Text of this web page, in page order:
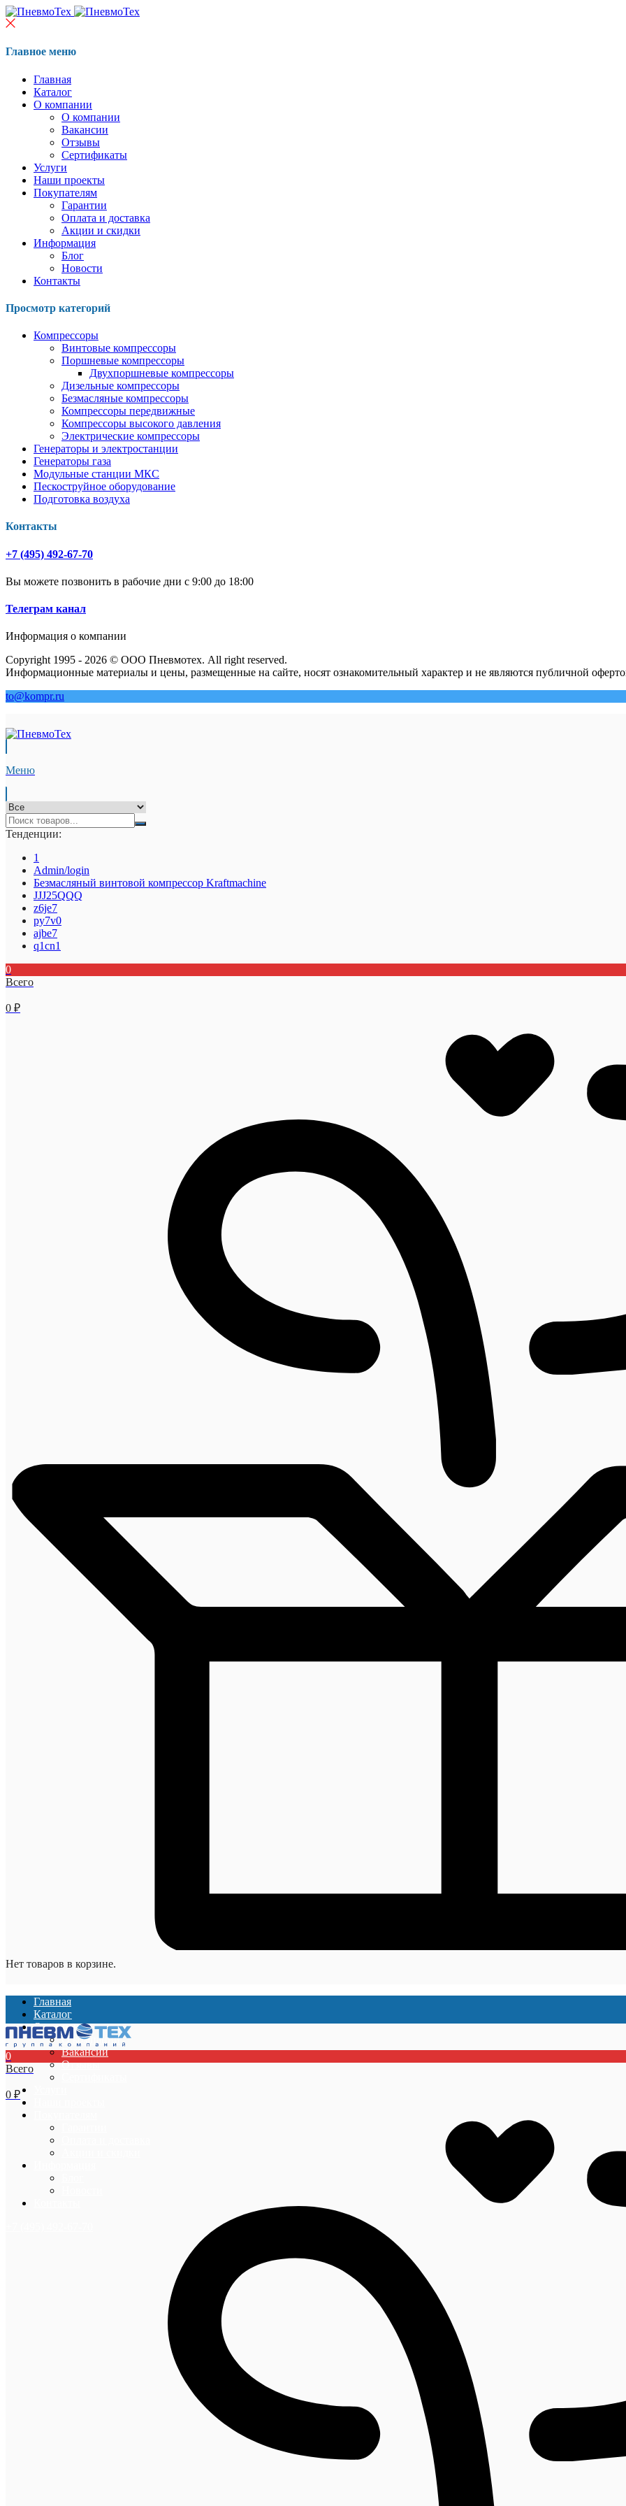
Главное меню
Главная
Каталог
О компании
О компании
Вакансии
Отзывы
Сертификаты
Услуги
Наши проекты
Покупателям
Гарантии
Оплата и доставка
Акции и скидки
Информация
Блог
Новости
Контакты
Просмотр категорий
Компрессоры
Винтовые компрессоры
Поршневые компрессоры
Двухпоршневые компрессоры
Дизельные компрессоры
Безмасляные компрессоры
Компрессоры передвижные
Компрессоры высокого давления
Электрические компрессоры
Генераторы и электростанции
Генераторы газа
Модульные станции МКС
Пескоструйное оборудование
Подготовка воздуха
Контакты
+7 (495) 492-67-70
Вы можете позвонить в рабочие дни с 9:00 до 18:00
Телеграм канал
Информация о компании
Copyright 1995 - 2026 © ООО Пневмотех. All right reserved.
Информационные материалы и цены, размещенные на сайте, носят ознакомительный характер и не являются публичной
to@kompr.ru
Меню
Тенденции:
1
Admin/login
Безмасляный винтовой компрессор Kraftmaсhine
JJJ25QQQ
z6je7
py7v0
ajbe7
q1cn1
0
Всего
0 ₽
Нет товаров в корзине.
Главная
Каталог
О компании
О компании
Вакансии
Отзывы
0
Всего
0 ₽